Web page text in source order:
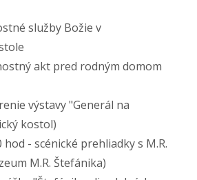
služby Božie v
akt pred rodným domom
výstavy "Generál na
kostol)
hod - scénické prehliadky s M.R.
M.R. Štefánika)